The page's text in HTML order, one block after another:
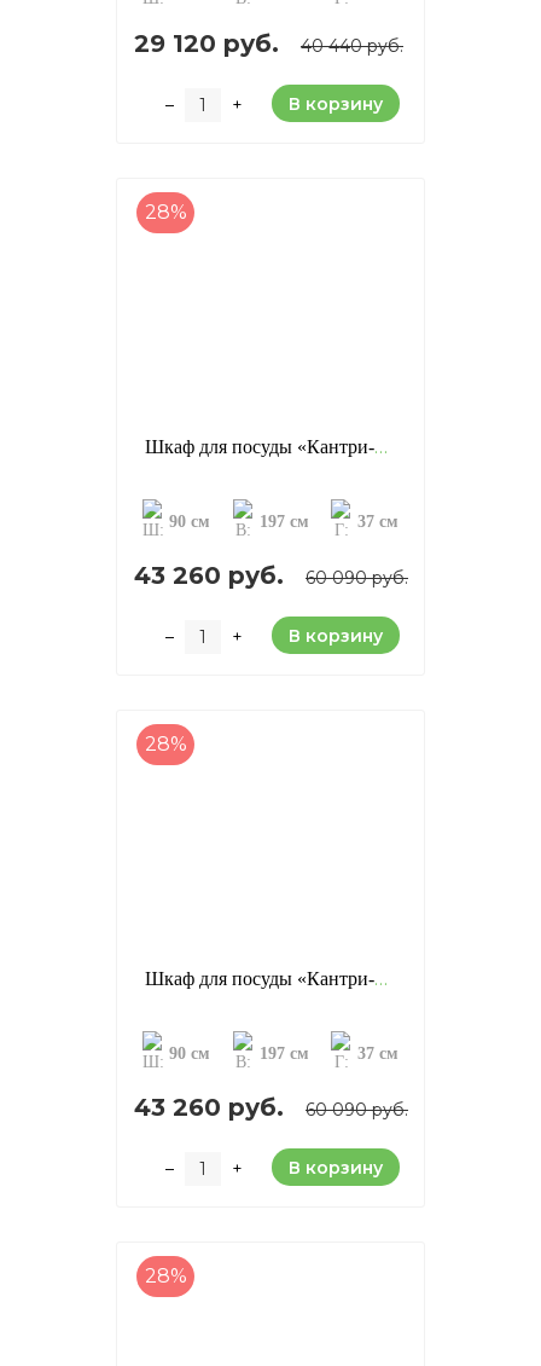
29 120 руб. 40 440 руб.
– + В корзину
28%
Шкаф для посуды «Кантри-23», цвет: белый лак (сосна)
90 см 197 см 37 см
43 260 руб. 60 090 руб.
– + В корзину
28%
Шкаф для посуды «Кантри-23», цвет: блек (сосна)
90 см 197 см 37 см
43 260 руб. 60 090 руб.
– + В корзину
28%